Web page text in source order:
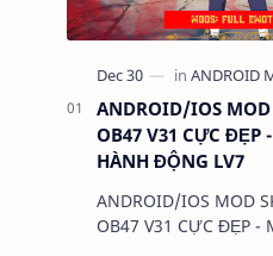
ANDROID/IOS MOD
OB47 V31 CỰC ĐẸP
HÀNH ĐỘNG LV7
ANDROID/IOS MOD
OB47 V31 CỰC ĐẸP -